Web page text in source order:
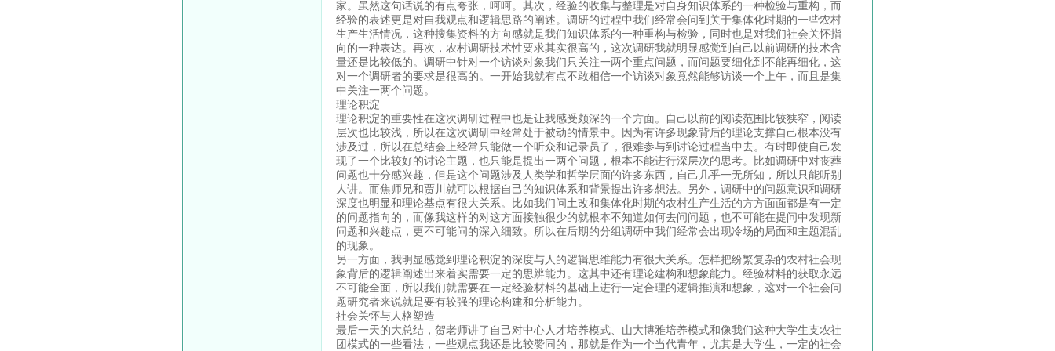
家。虽然这句话说的有点夸张，呵呵。其次，经验的收集与整理是对自身知识体系的一种检验与重构，而
经验的表述更是对自我观点和逻辑思路的阐述。调研的过程中我们经常会问到关于集体化时期的一些农村
生产生活情况，这种搜集资料的方向感就是我们知识体系的一种重构与检验，同时也是对我们社会关怀指
向的一种表达。再次，农村调研技术性要求其实很高的，这次调研我就明显感觉到自己以前调研的技术含
量还是比较低的。调研中针对一个访谈对象我们只关注一两个重点问题，而问题要细化到不能再细化，这
对一个调研者的要求是很高的。一开始我就有点不敢相信一个访谈对象竟然能够访谈一个上午，而且是集
中关注一两个问题。
理论积淀
理论积淀的重要性在这次调研过程中也是让我感受颇深的一个方面。自己以前的阅读范围比较狭窄，阅读
层次也比较浅，所以在这次调研中经常处于被动的情景中。因为有许多现象背后的理论支撑自己根本没有
涉及过，所以在总结会上经常只能做一个听众和记录员了，很难参与到讨论过程当中去。有时即使自己发
现了一个比较好的讨论主题，也只能是提出一两个问题，根本不能进行深层次的思考。比如调研中对丧葬
问题也十分感兴趣，但是这个问题涉及人类学和哲学层面的许多东西，自己几乎一无所知，所以只能听别
人讲。而焦师兄和贾川就可以根据自己的知识体系和背景提出许多想法。另外，调研中的问题意识和调研
深度也明显和理论基点有很大关系。比如我们问土改和集体化时期的农村生产生活的方方面面都是有一定
的问题指向的，而像我这样的对这方面接触很少的就根本不知道如何去问问题，也不可能在提问中发现新
问题和兴趣点，更不可能问的深入细致。所以在后期的分组调研中我们经常会出现冷场的局面和主题混乱
的现象。
另一方面，我明显感觉到理论积淀的深度与人的逻辑思维能力有很大关系。怎样把纷繁复杂的农村社会现
象背后的逻辑阐述出来着实需要一定的思辨能力。这其中还有理论建构和想象能力。经验材料的获取永远
不可能全面，所以我们就需要在一定经验材料的基础上进行一定合理的逻辑推演和想象，这对一个社会问
题研究者来说就是要有较强的理论构建和分析能力。
社会关怀与人格塑造
最后一天的大总结，贺老师讲了自己对中心人才培养模式、山大博雅培养模式和像我们这种大学生支农社
团模式的一些看法，一些观点我还是比较赞同的，那就是作为一个当代青年，尤其是大学生，一定的社会